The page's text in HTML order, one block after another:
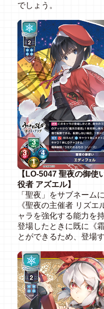
でしょう。
【LO-5047 聖夜の御
役者 アズエル】
「聖夜」をサブネーム
《聖夜の主催者 リズ
ャラを強化する能力を
登場したときに既に《
とができるため、登場